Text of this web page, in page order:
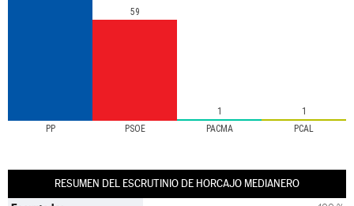
PP PSOE PACMA PCAL
59
1 1
RESUMEN DEL ESCRUTINIO DE HORCAJO MEDIANERO